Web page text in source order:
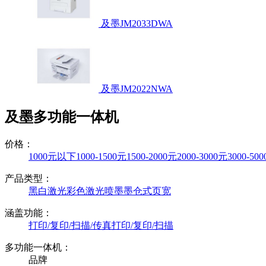
及墨JM2033DWA
及墨JM2022NWA
及墨多功能一体机
价格：
1000元以下1000-1500元1500-2000元2000-3000元3000-
产品类型：
黑白激光彩色激光喷墨墨仓式页宽
涵盖功能：
打印/复印/扫描/传真打印/复印/扫描
多功能一体机：
品牌